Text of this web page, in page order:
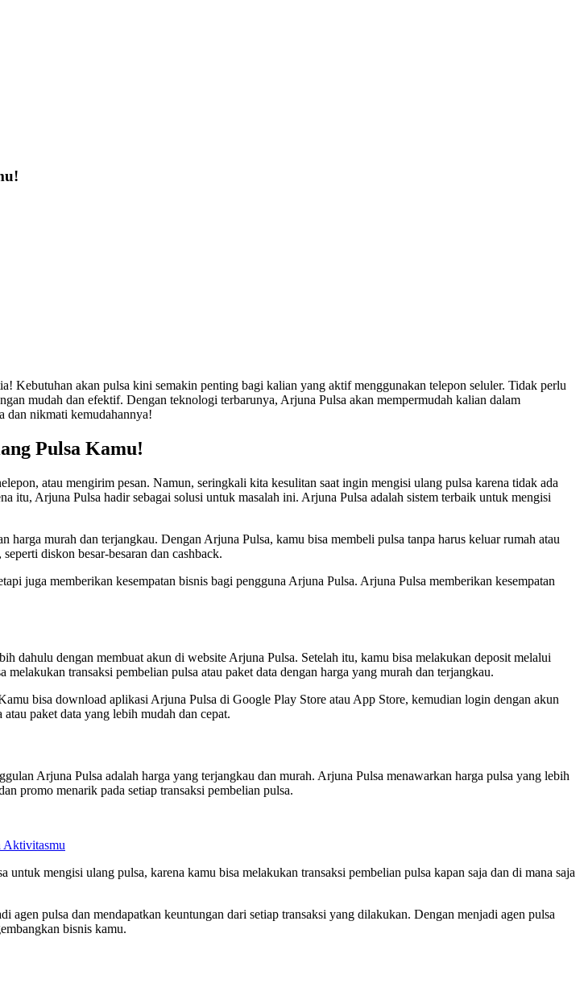
akan pulsa kini semakin penting bagi kalian yang aktif menggunakan telepon seluler. Tidak perlu
mudah dan efektif. Dengan teknologi terbarunya, Arjuna Pulsa akan mempermudah kalian dalam
dan nikmati kemudahannya!
Pulsa Kamu!
atau mengirim pesan. Namun, seringkali kita kesulitan saat ingin mengisi ulang pulsa karena tidak ada
itu, Arjuna Pulsa hadir sebagai solusi untuk masalah ini. Arjuna Pulsa adalah sistem terbaik untuk mengisi
murah dan terjangkau. Dengan Arjuna Pulsa, kamu bisa membeli pulsa tanpa harus keluar rumah atau
diskon besar-besaran dan cashback.
juga memberikan kesempatan bisnis bagi pengguna Arjuna Pulsa. Arjuna Pulsa memberikan kesempatan
dahulu dengan membuat akun di website Arjuna Pulsa. Setelah itu, kamu bisa melakukan deposit melalui
transaksi pembelian pulsa atau paket data dengan harga yang murah dan terjangkau.
bisa download aplikasi Arjuna Pulsa di Google Play Store atau App Store, kemudian login dengan akun
paket data yang lebih mudah dan cepat.
Arjuna Pulsa adalah harga yang terjangkau dan murah. Arjuna Pulsa menawarkan harga pulsa yang lebih
promo menarik pada setiap transaksi pembelian pulsa.
Aktivitasmu
mengisi ulang pulsa, karena kamu bisa melakukan transaksi pembelian pulsa kapan saja dan di mana saja
pulsa dan mendapatkan keuntungan dari setiap transaksi yang dilakukan. Dengan menjadi agen pulsa
bisnis kamu.